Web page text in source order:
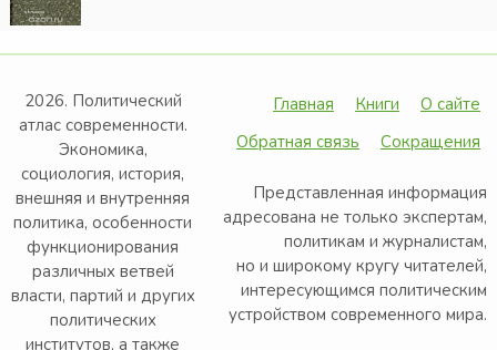
2026. Политический
атлас современности.
Экономика,
социология, история,
внешняя и внутренняя
политика, особенности
функционирования
различных ветвей
власти, партий и других
политических
институтов, а также
Главная Книги
О сайте
Обратная связь
Сокращения
Представленная информация
адресована не только экспертам,
политикам и журналистам,
но и широкому кругу читателей,
интересующимся политическим
устройством современного мира.